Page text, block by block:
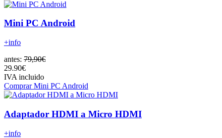
Mini PC Android
+info
antes: 79,90€
29.90€
IVA incluido
Comprar Mini PC Android
Adaptador HDMI a Micro HDMI
+info